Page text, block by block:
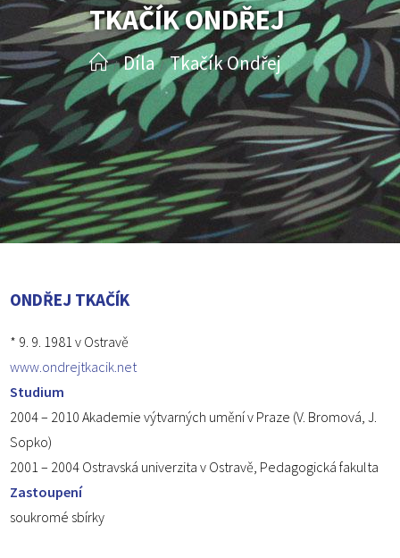
TKAČÍK ONDŘEJ
/ Díla / Tkačík Ondřej
ONDŘEJ TKAČÍK
* 9. 9. 1981 v Ostravě
www.ondrejtkacik.net
Studium
2004 – 2010 Akademie výtvarných umění v Praze (V. Bromová, J.
Sopko)
2001 – 2004 Ostravská univerzita v Ostravě, Pedagogická fakulta
Zastoupení
soukromé sbírky